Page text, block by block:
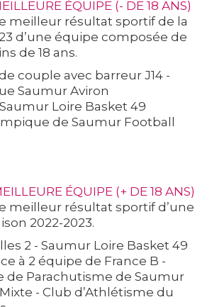
ÉQUIPE (- DE 18 ANS)
meilleur résultat sportif de la
d’une équipe composée de
de 18 ans.
couple avec barreur J14 -
Saumur Aviron
Saumur Loire Basket 49
de Saumur Football
ÉQUIPE (+ DE 18 ANS)
meilleur résultat sportif d’une
2022-2023.
2 - Saumur Loire Basket 49
à 2 équipe de France B -
de Parachutisme de Saumur
- Club d’Athlétisme du